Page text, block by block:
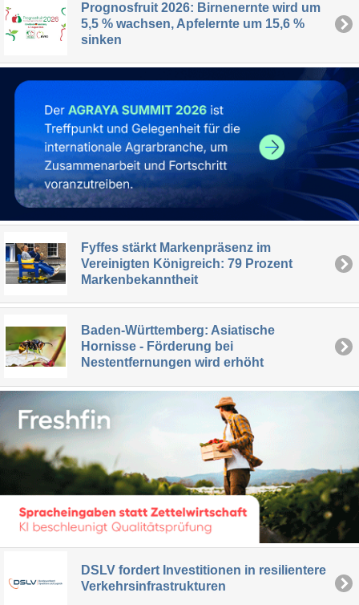
Prognosfruit 2026: Birnenernte wird um
5,5 % wachsen, Apfelernte um 15,6 %
sinken
Fyffes stärkt Markenpräsenz im
Vereinigten Königreich: 79 Prozent
Markenbekanntheit
Baden-Württemberg: Asiatische
Hornisse - Förderung bei
Nestentfernungen wird erhöht
DSLV fordert Investitionen in resilientere
Verkehrsinfrastrukturen